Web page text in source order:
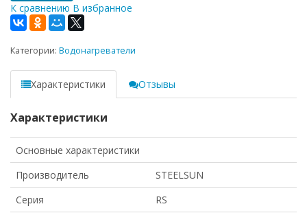
К сравнению В избранное
Категории: Водонагреватели
Характеристики Отзывы
Характеристики
Основные характеристики
Производитель
STEELSUN
Серия
RS